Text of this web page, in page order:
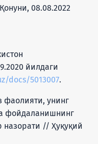
08.08.2022
йилдаги
docs/5013007.
фаолияти, унинг
фойдаланишнинг
назорати // Ҳуқуқий